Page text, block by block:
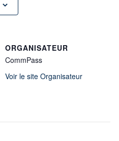
ORGANISATEUR
CommPass
Voir le site Organisateur